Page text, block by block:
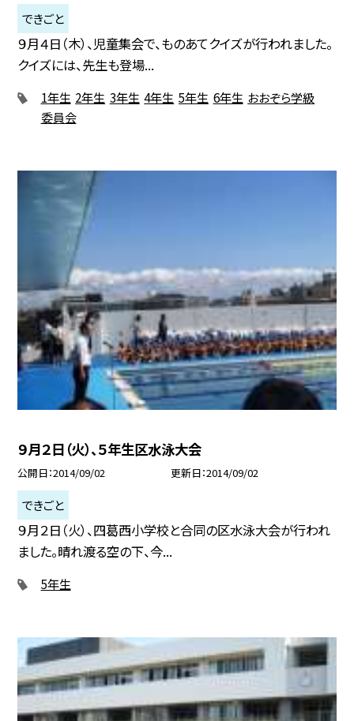
できごと
９月４日（木）、児童集会で、ものあてクイズが行われました。
クイズには、先生も登場...
1年生 2年生 3年生 4年生 5年生 6年生 おおぞら学級
委員会
９月２日（火）、５年生区水泳大会
公開日 2014/09/02 更新日 2014/09/02
できごと
９月２日（火）、四葛西小学校と合同の区水泳大会が行われ
ました。晴れ渡る空の下、今...
5年生